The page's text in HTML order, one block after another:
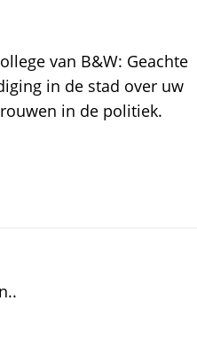
van B&W: Geachte
in de stad over uw
in de politiek.